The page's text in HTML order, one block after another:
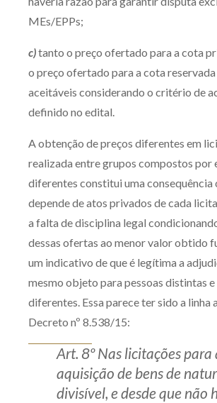
MEs/EPPs;
c)tanto o preço ofertado para a cota
o preço ofertado para a cota
aceitáveis considerando o critério de
definido no edital.
A obtenção de preços diferentes em
realizada entre grupos compostos por
diferentes constitui uma consequência
depende de atos privados de cada
a falta de disciplina legal
dessas ofertas ao menor valor obtido
um indicativo de que é legítima a
mesmo objeto para pessoas distintas
diferentes. Essa parece ter sido a linha
Decreto nº 8.538/15:
Art. 8º Nas licitações para
aquisição de bens de
divisível, e desde que não